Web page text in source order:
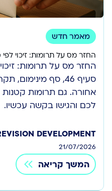
מאמר חדש
החזר מס על תרומות: זיכוי לפי סעיף 46
אחורה. גם תרומות
לכם והגישו בקשה עכשיו.
DEVELOPMENT
21/07/2026
המשך קריאה